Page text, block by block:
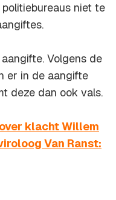
niet te
Volgens de
er in de aangifte
deze dan ook vals.
klacht Willem
Van Ranst: